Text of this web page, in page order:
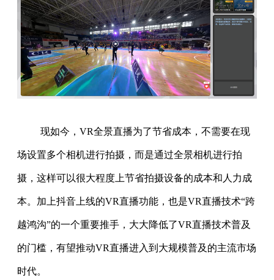
现如今，VR全景直播为了节省成本，不需要在现
场设置多个相机进行拍摄，而是通过全景相机进行拍
摄，这样可以很大程度上节省拍摄设备的成本和人力成
本。加上抖音上线的VR直播功能，也是VR直播技术“跨
越鸿沟”的一个重要推手，大大降低了VR直播技术普及
的门槛，有望推动VR直播进入到大规模普及的主流市场
时代。